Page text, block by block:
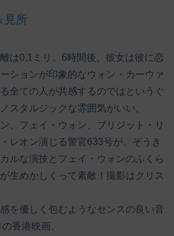
見所
は0,1ミリ。6時間後、彼女は彼に恋
ションが印象的なウォン・カーウァ
全ての人が共感するのではというぐ
スタルジックな雰囲気がいい。
、フェイ・ウォン、ブリジット・リ
レオン演じる警官633号が、ぞうき
ルな演技とフェイ・ウォンのふくら
生めかしくって素敵！撮影はクリス
を優しく包むようなセンスの良い音
香港映画。